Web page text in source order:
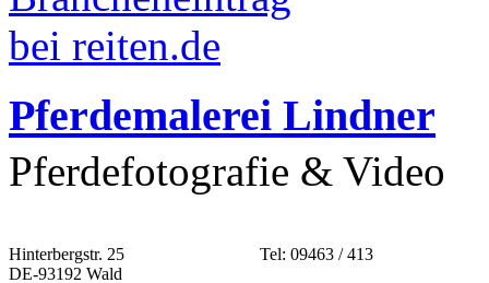
Pferdemalerei Lindner
Pferdefotografie & Video
Hinterbergstr. 25
DE-93192 Wald
Tel: 09463 / 413